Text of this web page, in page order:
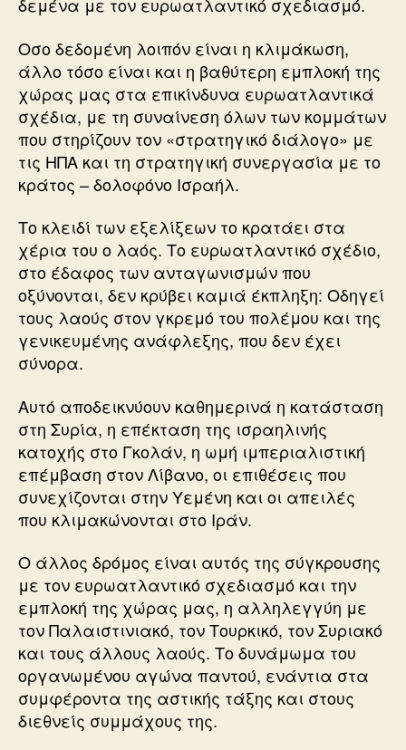
δεμένα με τον ευρωατλαντικό σχεδιασμό.
Οσο δεδομένη λοιπόν είναι η κλιμάκωση,
άλλο τόσο είναι και η βαθύτερη εμπλοκή της
χώρας μας στα επικίνδυνα ευρωατλαντικά
σχέδια, με τη συναίνεση όλων των κομμάτων
που στηρίζουν τον «στρατηγικό διάλογο» με
τις ΗΠΑ και τη στρατηγική συνεργασία με το
κράτος – δολοφόνο Ισραήλ.
Το κλειδί των εξελίξεων το κρατάει στα
χέρια του ο λαός. Το ευρωατλαντικό σχέδιο,
στο έδαφος των ανταγωνισμών που
οξύνονται, δεν κρύβει καμιά έκπληξη: Οδηγεί
τους λαούς στον γκρεμό του πολέμου και της
γενικευμένης ανάφλεξης, που δεν έχει
σύνορα.
Αυτό αποδεικνύουν καθημερινά η κατάσταση
στη Συρία, η επέκταση της ισραηλινής
κατοχής στο Γκολάν, η ωμή ιμπεριαλιστική
επέμβαση στον Λίβανο, οι επιθέσεις που
συνεχίζονται στην Υεμένη και οι απειλές
που κλιμακώνονται στο Ιράν.
Ο άλλος δρόμος είναι αυτός της σύγκρουσης
με τον ευρωατλαντικό σχεδιασμό και την
εμπλοκή της χώρας μας, η αλληλεγγύη με
τον Παλαιστινιακό, τον Τουρκικό, τον Συριακό
και τους άλλους λαούς. Το δυνάμωμα του
οργανωμένου αγώνα παντού, ενάντια στα
συμφέροντα της αστικής τάξης και στους
διεθνείς συμμάχους της.